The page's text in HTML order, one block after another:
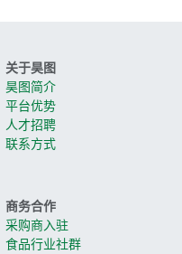
关于昊图
昊图简介
平台优势
人才招聘
联系方式
商务合作
采购商入驻
食品行业社群